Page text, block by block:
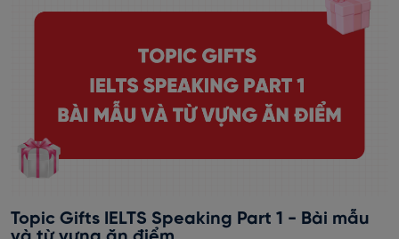
Topic Gifts IELTS Speaking Part 1 - Bài mẫu